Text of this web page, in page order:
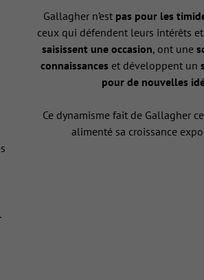
Gallagher n’est pas pour les
ceux qui défendent leurs intérêts
saisissent une occasion, ont une
connaissanceset développent un
pour de nouvelles
Ce dynamisme fait de Gallagher
alimenté sa croissance